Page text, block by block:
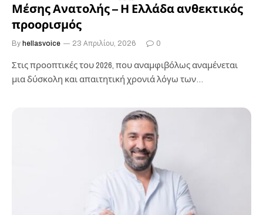
Μέσης Ανατολής – Η Ελλάδα ανθεκτικός
προορισμός
By hellasvoice 23 Απριλίου, 2026 0
Στις προοπτικές του 2026, που αναμφιβόλως αναμένεται
μια δύσκολη και απαιτητική χρονιά λόγω των